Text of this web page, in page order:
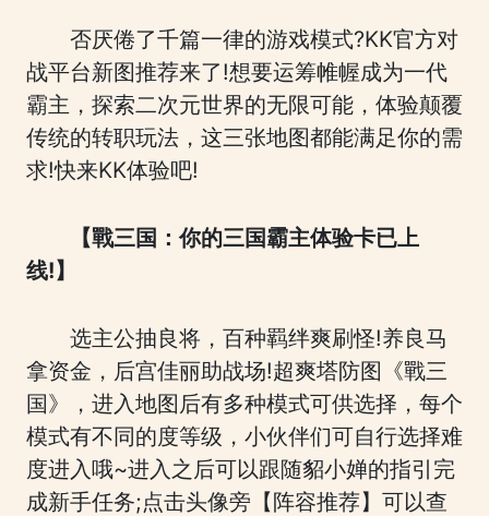
否厌倦了千篇一律的游戏模式?KK官方对
战平台新图推荐来了!想要运筹帷幄成为一代
霸主，探索二次元世界的无限可能，体验颠覆
传统的转职玩法，这三张地图都能满足你的需
求!快来KK体验吧!
【戰三国：你的三国霸主体验卡已上
线!】
选主公抽良将，百种羁绊爽刷怪!养良马
拿资金，后宫佳丽助战场!超爽塔防图《戰三
国》，进入地图后有多种模式可供选择，每个
模式有不同的度等级，小伙伴们可自行选择难
度进入哦~进入之后可以跟随貂小婵的指引完
成新手任务;点击头像旁【阵容推荐】可以查